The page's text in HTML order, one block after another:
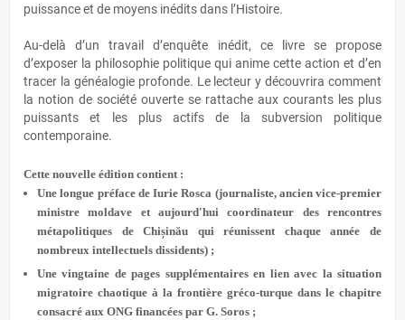
puissance et de moyens inédits dans l’Histoire.
Au-delà d’un travail d’enquête inédit, ce livre se propose
d’exposer la philosophie politique qui anime cette action et d’en
tracer la généalogie profonde. Le lecteur y découvrira comment
la notion de société ouverte se rattache aux courants les plus
puissants et les plus actifs de la subversion politique
contemporaine.
Cette nouvelle édition contient :
Une longue préface de Iurie Rosca (journaliste, ancien vice-premier
ministre moldave et aujourd'hui coordinateur des rencontres
métapolitiques de Chișinău qui réunissent chaque année de
nombreux intellectuels dissidents) ;
Une vingtaine de pages supplémentaires en lien avec la situation
migratoire chaotique à la frontière gréco-turque dans le chapitre
consacré aux ONG financées par G. Soros ;